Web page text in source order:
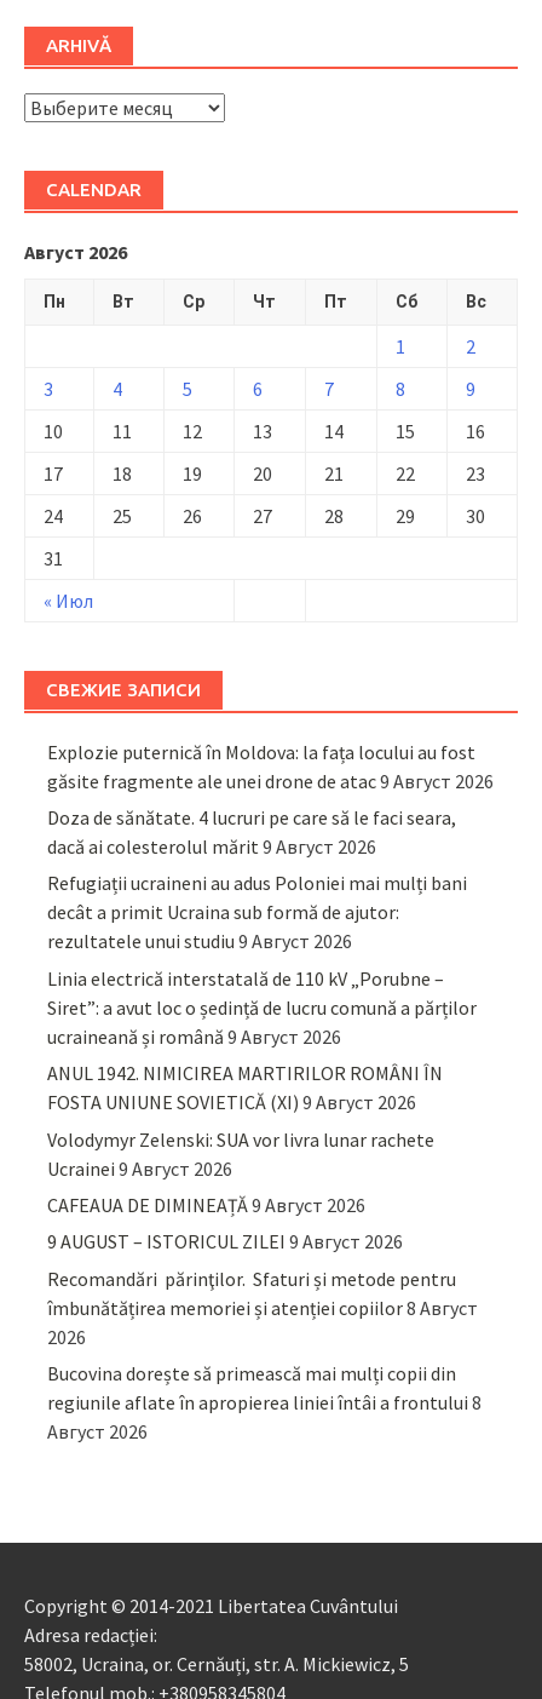
ARHIVĂ
ARHIVĂ
CALENDAR
Август 2026
Пн Вт Ср Чт Пт Сб Вс
« Июл
1
2
3
4 5 6 7 8
9
10
11 12 13 14 15
16
17
18 19 20 21 22
23
24
25 26 27 28 29
30
31
СВЕЖИЕ ЗАПИСИ
Explozie puternică în Moldova: la fața locului au fost
găsite fragmente ale unei drone de atac9 Август 2026
Doza de sănătate. 4 lucruri pe care să le faci seara,
dacă ai colesterolul mărit9 Август 2026
Refugiații ucraineni au adus Poloniei mai mulți bani
decât a primit Ucraina sub formă de ajutor:
rezultatele unui studiu 9 Август 2026
Linia electrică interstatală de 110 kV „Porubne –
Siret”: a avut loc o ședință de lucru comună a părților
ucraineană și română 9 Август 2026
ANUL 1942. NIMICIREA MARTIRILOR ROMÂNI ÎN
FOSTA UNIUNE SOVIETICĂ (XI) 9 Август 2026
Volodymyr Zelenski: SUA vor livra lunar rachete
Ucrainei 9 Август 2026
CAFEAUA DE DIMINEAȚĂ9 Август 2026
9 AUGUST – ISTORICUL ZILEI 9 Август 2026
Recomandări părinţilor. Sfaturi și metode pentru
îmbunătățirea memoriei și atenției copiilor8 Август
2026
Bucovina dorește să primească mai mulți copii din
regiunile aflate în apropierea liniei întâi a frontului 8
Август 2026
Copyright © 2014-2021 Libertatea Cuvântului
Adresa redacției:
58002, Ucraina, or. Cernăuți, str. A. Mickiewicz, 5
Telefonul mob.: +380958345804